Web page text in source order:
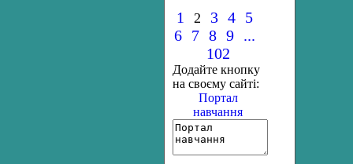
1 2 3 4 5
6 7 8 9 ...
102
Додайте кнопку
на своєму сайті:
Портал
навчання